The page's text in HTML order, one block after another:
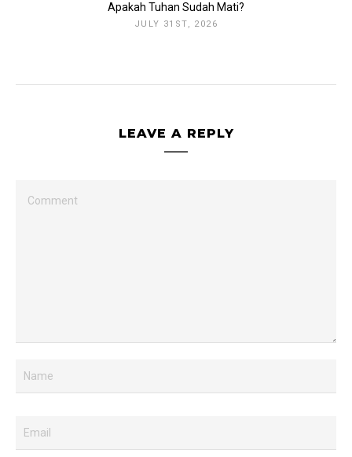
Apakah Tuhan Sudah Mati?
JULY 31ST, 2026
LEAVE A REPLY